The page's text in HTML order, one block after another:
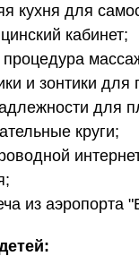
кухня для
кабинет;
и зонтики
для
круги;
из аэропорта